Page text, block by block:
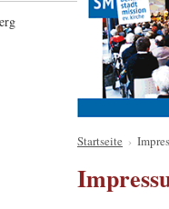
Startseite ›